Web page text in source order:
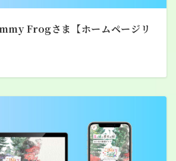
Frogさま【ホームページリ